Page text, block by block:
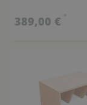
389,00 € *